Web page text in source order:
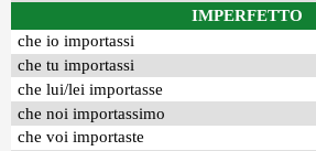
IMPERFETTO
che io importassi
che tu importassi
che lui/lei importasse
che noi importassimo
che voi importaste